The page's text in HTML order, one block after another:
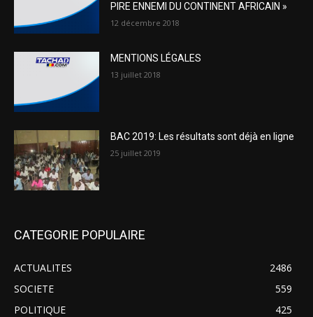
PIRE ENNEMI DU CONTINENT AFRICAIN »
12 décembre 2018
MENTIONS LÉGALES
13 juillet 2018
BAC 2019: Les résultats sont déjà en ligne
25 juillet 2019
CATEGORIE POPULAIRE
ACTUALITES
2486
SOCIETE
559
POLITIQUE
425